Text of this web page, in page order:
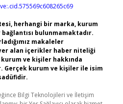
herhangi bir marka, kurum
bulunmamaktadır.
makaleler
alan içerikler haber niteliği
ve kişiler hakkında
Gerçek kurum ve kişiler ile isim
Bilgi Teknolojileri ve İletişim